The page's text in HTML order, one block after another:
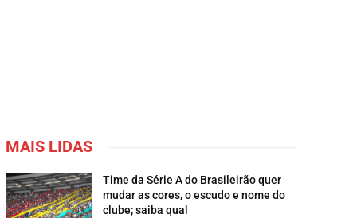
MAIS LIDAS
Time da Série A do Brasileirão quer
mudar as cores, o escudo e nome do
clube; saiba qual